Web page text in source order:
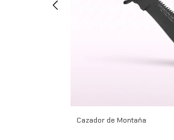
Cazador de Montaña